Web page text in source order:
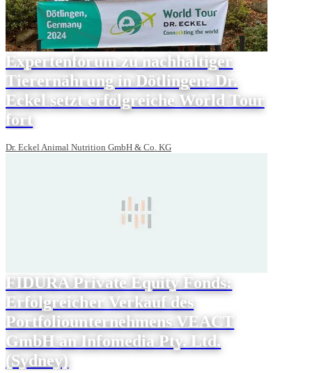
Expertenforum zu nachhaltiger
Tierernährung in Dötlingen: Dr.
Eckel setzt erfolgreiche World Tour
fort
Dr. Eckel Animal Nutrition GmbH & Co. KG
FIDURA Private Equity Fonds:
Erfolgreicher Verkauf des
Portfoliounternehmens VEACT
GmbH an Infomedia Pty. Ltd.
(Sydney)